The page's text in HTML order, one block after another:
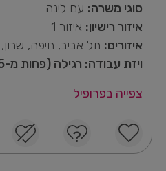
סוגי משרה: עם לינה
איזור רישיון: איזור 1
איזורים: תל אביב, חיפה,
ויזת עבודה: רגילה (פחות מ-5 שנים)
צפייה בפרופיל